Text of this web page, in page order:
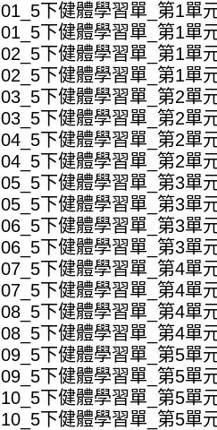
01_5下健體學習單_第1單
01_5下健體學習單_第1單
02_5下健體學習單_第1單
02_5下健體學習單_第1單
03_5下健體學習單_第2單
03_5下健體學習單_第2單
04_5下健體學習單_第2單
04_5下健體學習單_第2單
05_5下健體學習單_第3單
05_5下健體學習單_第3單
06_5下健體學習單_第3單
06_5下健體學習單_第3單
07_5下健體學習單_第4單
07_5下健體學習單_第4單
08_5下健體學習單_第4單
08_5下健體學習單_第4單
09_5下健體學習單_第5單
09_5下健體學習單_第5單
10_5下健體學習單_第5單
10_5下健體學習單_第5單